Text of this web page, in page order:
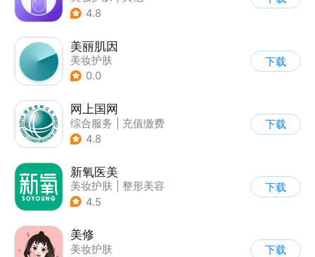
4.8
美丽肌因
美妆护肤
0.0
下载
网上国网
综合服务
充值缴费
4.8
下载
新氧医美
美妆护肤
整形美容
4.5
下载
美修
美妆护肤
下载